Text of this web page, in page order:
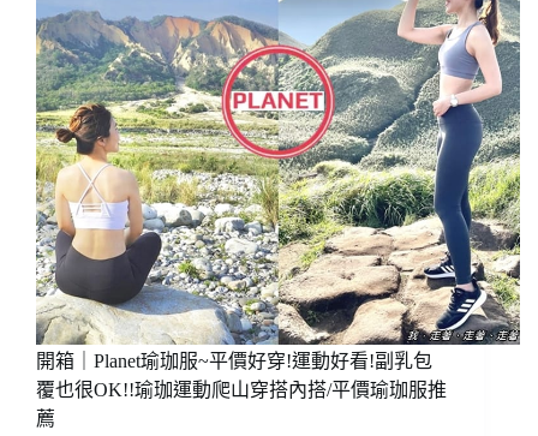
穩
定
~
衝
浪
泳
衣/
運
動
泳
衣/muii
seaside
比
基
尼
專
賣
優
搭!
防
水
加
工!
升
級
版
戶
外
健
行
輕
量
馬
丁
靴
開箱｜Planet瑜珈服~平價好穿!運動好看!副乳包
覆也很OK!!瑜珈運動爬山穿搭內搭/平價瑜珈服推
薦